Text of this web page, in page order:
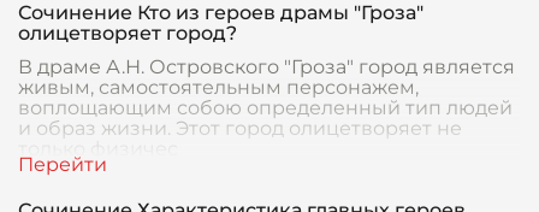
Сочинение Кто из героев драмы "Гроза"
олицетворяет город?
В драме А.Н. Островского "Гроза" город является
живым, самостоятельным персонажем,
воплощающим собою определенный тип людей
и образ жизни. Этот город олицетворяет не